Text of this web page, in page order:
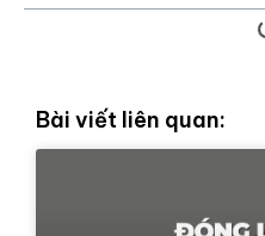
Bài viết liên quan: